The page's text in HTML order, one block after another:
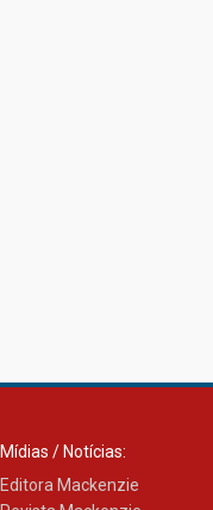
Mídias / Notícias:
Editora Mackenzie